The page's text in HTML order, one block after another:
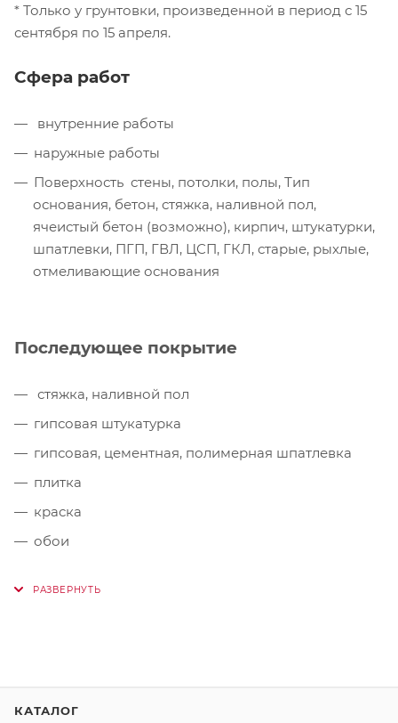
* Только у грунтовки, произведенной в период с 15
сентября по 15 апреля.
Сфера работ
внутренние работы
наружные работы
Поверхность стены, потолки, полы, Тип
основания, бетон, стяжка, наливной пол,
ячеистый бетон (возможно), кирпич, штукатурки,
шпатлевки, ПГП, ГВЛ, ЦСП, ГКЛ, старые, рыхлые,
отмеливающие основания
Последующее покрытие
стяжка, наливной пол
гипсовая штукатурка
гипсовая, цементная, полимерная шпатлевка
плитка
краска
обои
КАТАЛОГ